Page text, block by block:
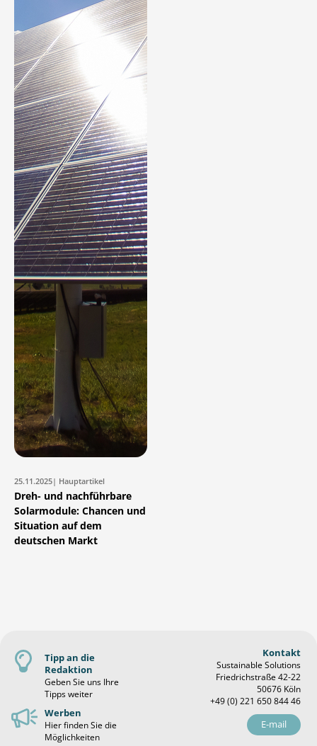
25.11.2025| Hauptartikel
Dreh- und nachführbare
Solarmodule: Chancen und
Situation auf dem
deutschen Markt
Tipp an die
Redaktion
Geben Sie uns Ihre
Tipps weiter
Werben
Hier finden Sie die
Möglichkeiten
Kontakt
Sustainable Solutions
Friedrichstraße 42-22
50676 Köln
+49 (0) 221 650 844 46
E-mail